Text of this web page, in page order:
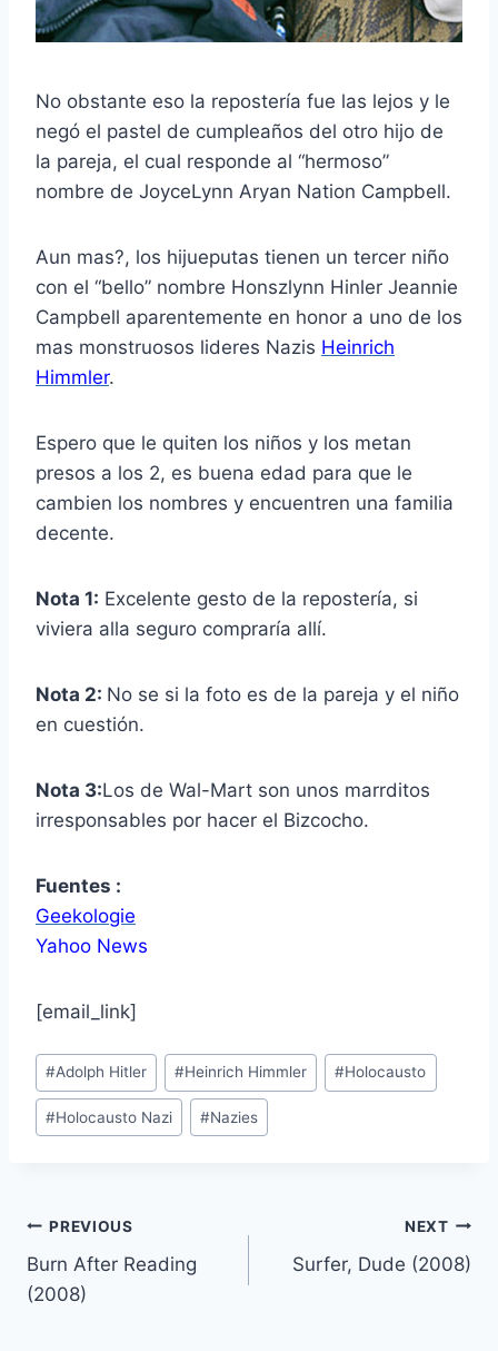
No obstante eso la repostería fue las lejos y le
negó el pastel de cumpleaños del otro hijo de
la pareja, el cual responde al “hermoso”
nombre de JoyceLynn Aryan Nation Campbell.
Aun mas?, los hijueputas tienen un tercer niño
con el “bello” nombre Honszlynn Hinler Jeannie
Campbell aparentemente en honor a uno de los
mas monstruosos lideres Nazis Heinrich
Himmler.
Espero que le quiten los niños y los metan
presos a los 2, es buena edad para que le
cambien los nombres y encuentren una familia
decente.
Nota 1: Excelente gesto de la repostería, si
viviera alla seguro compraría allí.
Nota 2: No se si la foto es de la pareja y el niño
en cuestión.
Nota 3:Los de Wal-Mart son unos marrditos
irresponsables por hacer el Bizcocho.
Fuentes :
Geekologie
Yahoo News
[email_link]
Post
Tags:
#Adolph Hitler #Heinrich Himmler #Holocausto
#Holocausto Nazi #Nazies
Post
navigation
PREVIOUS
Burn After Reading
(2008)
NEXT
Surfer, Dude (2008)